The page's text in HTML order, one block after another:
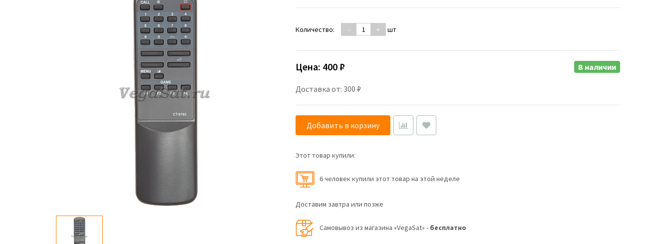
Количество: - + шт
Цена: 400 ₽
Доставка от: 300 ₽
В наличии
Добавить в корзину
Этот товар купили:
6 человек купили этот товар на этой неделе
Доставим завтра или позже
Самовывоз из магазина «VegaSat» - бесплатно